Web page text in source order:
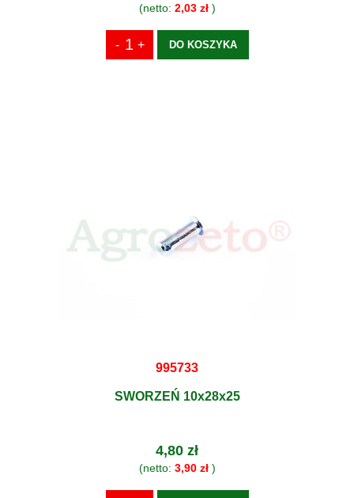
(netto: 2,03 zł)
DO KOSZYKA
995733
SWORZEŃ 10x28x25
4,80 zł
(netto: 3,90 zł)